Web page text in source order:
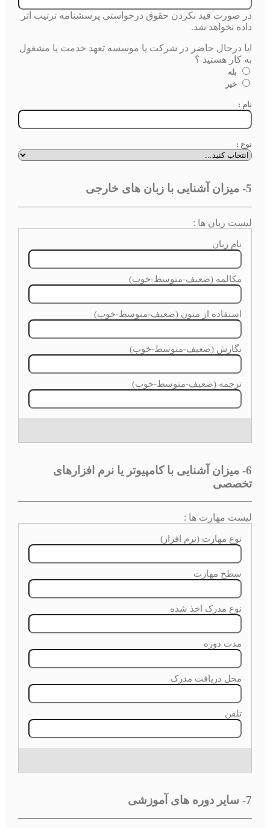
در صورت قید نکردن حقوق درخواستی پرسشنامه ترتیب اثر
داده نخواهد شد.
ایا درحال حاضر در شرکت یا موسسه تعهد خدمت یا مشغول
به کار هستید ؟
بله
خیر
نام :
نوع :
5- میزان آشنایی با زبان های خارجی
لیست زبان ها :
6- میزان آشنایی با کامپیوتر یا نرم افزارهای
تخصصی
لیست مهارت ها :
7- سایر دوره های آموزشی